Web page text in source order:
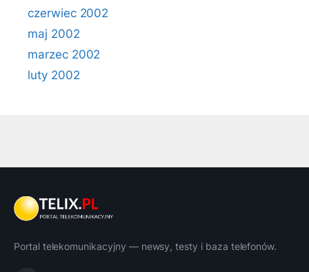
czerwiec 2002
maj 2002
marzec 2002
luty 2002
Portal telekomunikacyjny — newsy, testy i baza telefonów.